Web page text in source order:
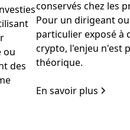
ou
des
conservés chez les
Pour un dirigeant
particulier exposé à
crypto, l'enjeu n'est
théorique.
En savoir plus